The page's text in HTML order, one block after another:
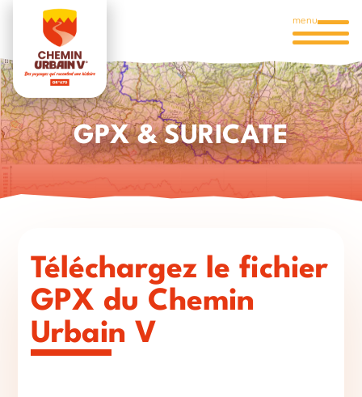
menu
GPX & SURICATE
Téléchargez le fichier
GPX du Chemin
Urbain V